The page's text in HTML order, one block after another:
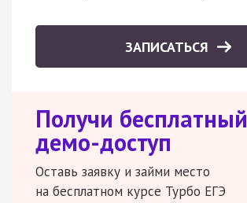
ЗАПИСАТЬСЯ
Получи бесплатный
демо-доступ
Оставь заявку и займи место
на бесплатном курсе Турбо ЕГЭ